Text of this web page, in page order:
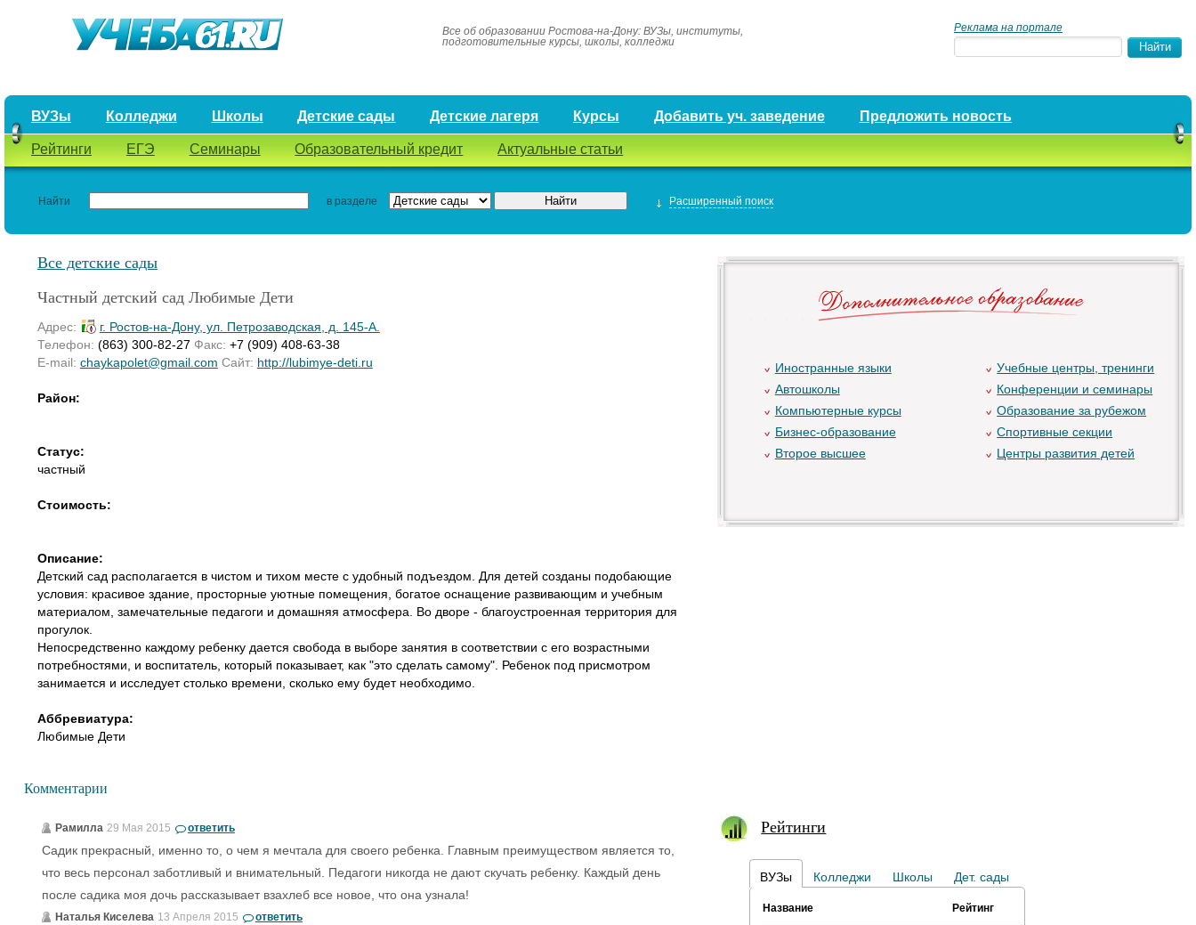
Все об образовании Ростова-на-Дону: ВУЗы, институты,
подготовительные курсы, школы, колледжи
Реклама на портале
ВУЗы Колледжи Школы Детские сады Детские лагеря Курсы Добавить уч. заведение Предложить новость
Рейтинги ЕГЭ Семинары Образовательный кредит Актуальные статьи
Найти в разделе Расширенный поиск
Все детские сады
Частный детский сад Любимые Дети
Адрес:
г. Ростов-на-Дону, ул. Петрозаводская, д. 145-А.
Телефон: (863) 300-82-27 Факс: +7 (909) 408-63-38
E-mail: chaykapolet@gmail.com Сайт: http://lubimye-deti.ru
Район:
Статус:
частный
Стоимость:
Описание:
Детский сад располагается в чистом и тихом месте с удобный подъездом. Для детей созданы подобающие
условия: красивое здание, просторные уютные помещения, богатое оснащение развивающим и учебным
материалом, замечательные педагоги и домашняя атмосфера. Во дворе - благоустроенная территория для
прогулок.
Непосредственно каждому ребенку дается свобода в выборе занятия в соответствии с его возрастными
потребностями, и воспитатель, который показывает, как "это сделать самому". Ребенок под присмотром
занимается и исследует столько времени, сколько ему будет необходимо.
Аббревиатура:
Любимые Дети
Комментарии
Рамилла 29 Мая 2015 ответить
Садик прекрасный, именно то, о чем я мечтала для своего ребенка. Главным преимуществом является то,
что весь персонал заботливый и внимательный. Педагоги никогда не дают скучать ребенку. Каждый день
после садика моя дочь рассказывает взахлеб все новое, что она узнала!
Наталья Киселева 13 Апреля 2015 ответить
Иностранные языки
Автошколы
Компьютерные курсы
Бизнес-образование
Второе высшее
Учебные центры, тренинги
Конференции и семинары
Образование за рубежом
Спортивные секции
Центры развития детей
Рейтинги
ВУЗы Колледжи Школы Дет. сады
Название Рейтинг